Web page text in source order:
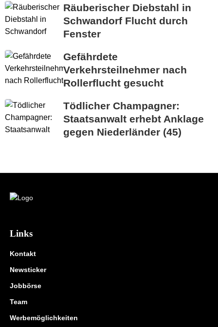
Räuberischer Diebstahl in
Schwandorf Flucht durch
Fenster
Gefährdete
Verkehrsteilnehmer nach
Rollerflucht gesucht
Tödlicher Champagner:
Staatsanwalt erhebt Anklage
gegen Niederländer (45)
Links
Kontakt
Newsticker
Jobbörse
Team
Werbemöglichkeiten